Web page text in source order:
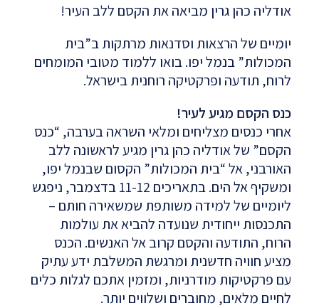
אודליה כהן גרין מביאה את הקסם ללב העיר!
יומיים של הרצאות וסדנאות מרתקות ב”בית
המכולות” בנמל יפו. בואו ללמוד מטובי המומחים
לרוח, תודעה ופרקטיקה רוחנית בישראל.
כנס הקסם מגיע לעיר!
אחרי כנסים מצליחים ומלאי השראה בערבה, “כנס
הקסם” של אודליה כהן גרין מגיע לראשונה ללב
האורבני, אל “בית המכולות” הקסום שבנמל יפו,
ומשקיף אל הים. בתאריכים 11-12 בדצמבר, ניפגש
ליומיים של למידה משותפת שמשאירה חותם –
התכנסות ייחודית שנועדה להביא את עולמות
הרוח, התודעה והקסם קרוב אל האנשים. הכנס
מציע חוויה חדשנית ומרגשת המשלבת ידע עתיק
עם פרקטיקות מודרניות, ומזמין אתכם לגלות כלים
לחיים מלאים, מחוברים ושלווים יותר.